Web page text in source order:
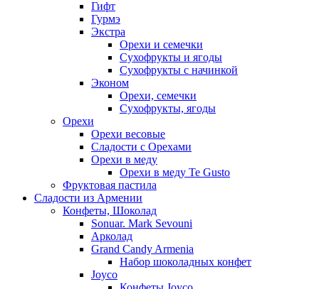
Гифт
Гурмэ
Экстра
Орехи и семечки
Сухофрукты и ягоды
Сухофрукты с начинкой
Эконом
Орехи, семечки
Сухофрукты, ягоды
Орехи
Орехи весовые
Сладости с Орехами
Орехи в меду
Орехи в меду Te Gusto
Фруктовая пастила
Сладости из Армении
Конфеты, Шоколад
Sonuar. Mark Sevouni
Арколад
Grand Candy Armenia
Набор шоколадных конфет
Joyco